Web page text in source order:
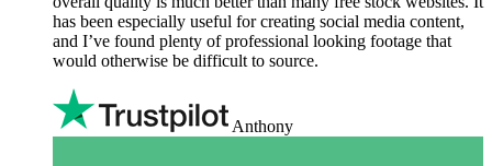
has been especially useful for creating social media content,
and I’ve found plenty of professional looking footage that
would otherwise be difficult to source.
Anthony